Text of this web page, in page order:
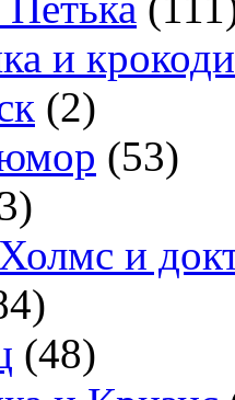
и
(2)
(53)
и
(48)